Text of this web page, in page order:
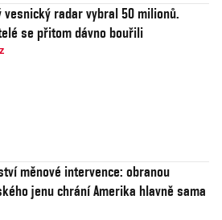
vesnický radar vybral 50 milionů.
se přitom dávno bouřili
měnové intervence: obranou
jenu chrání Amerika hlavně sama